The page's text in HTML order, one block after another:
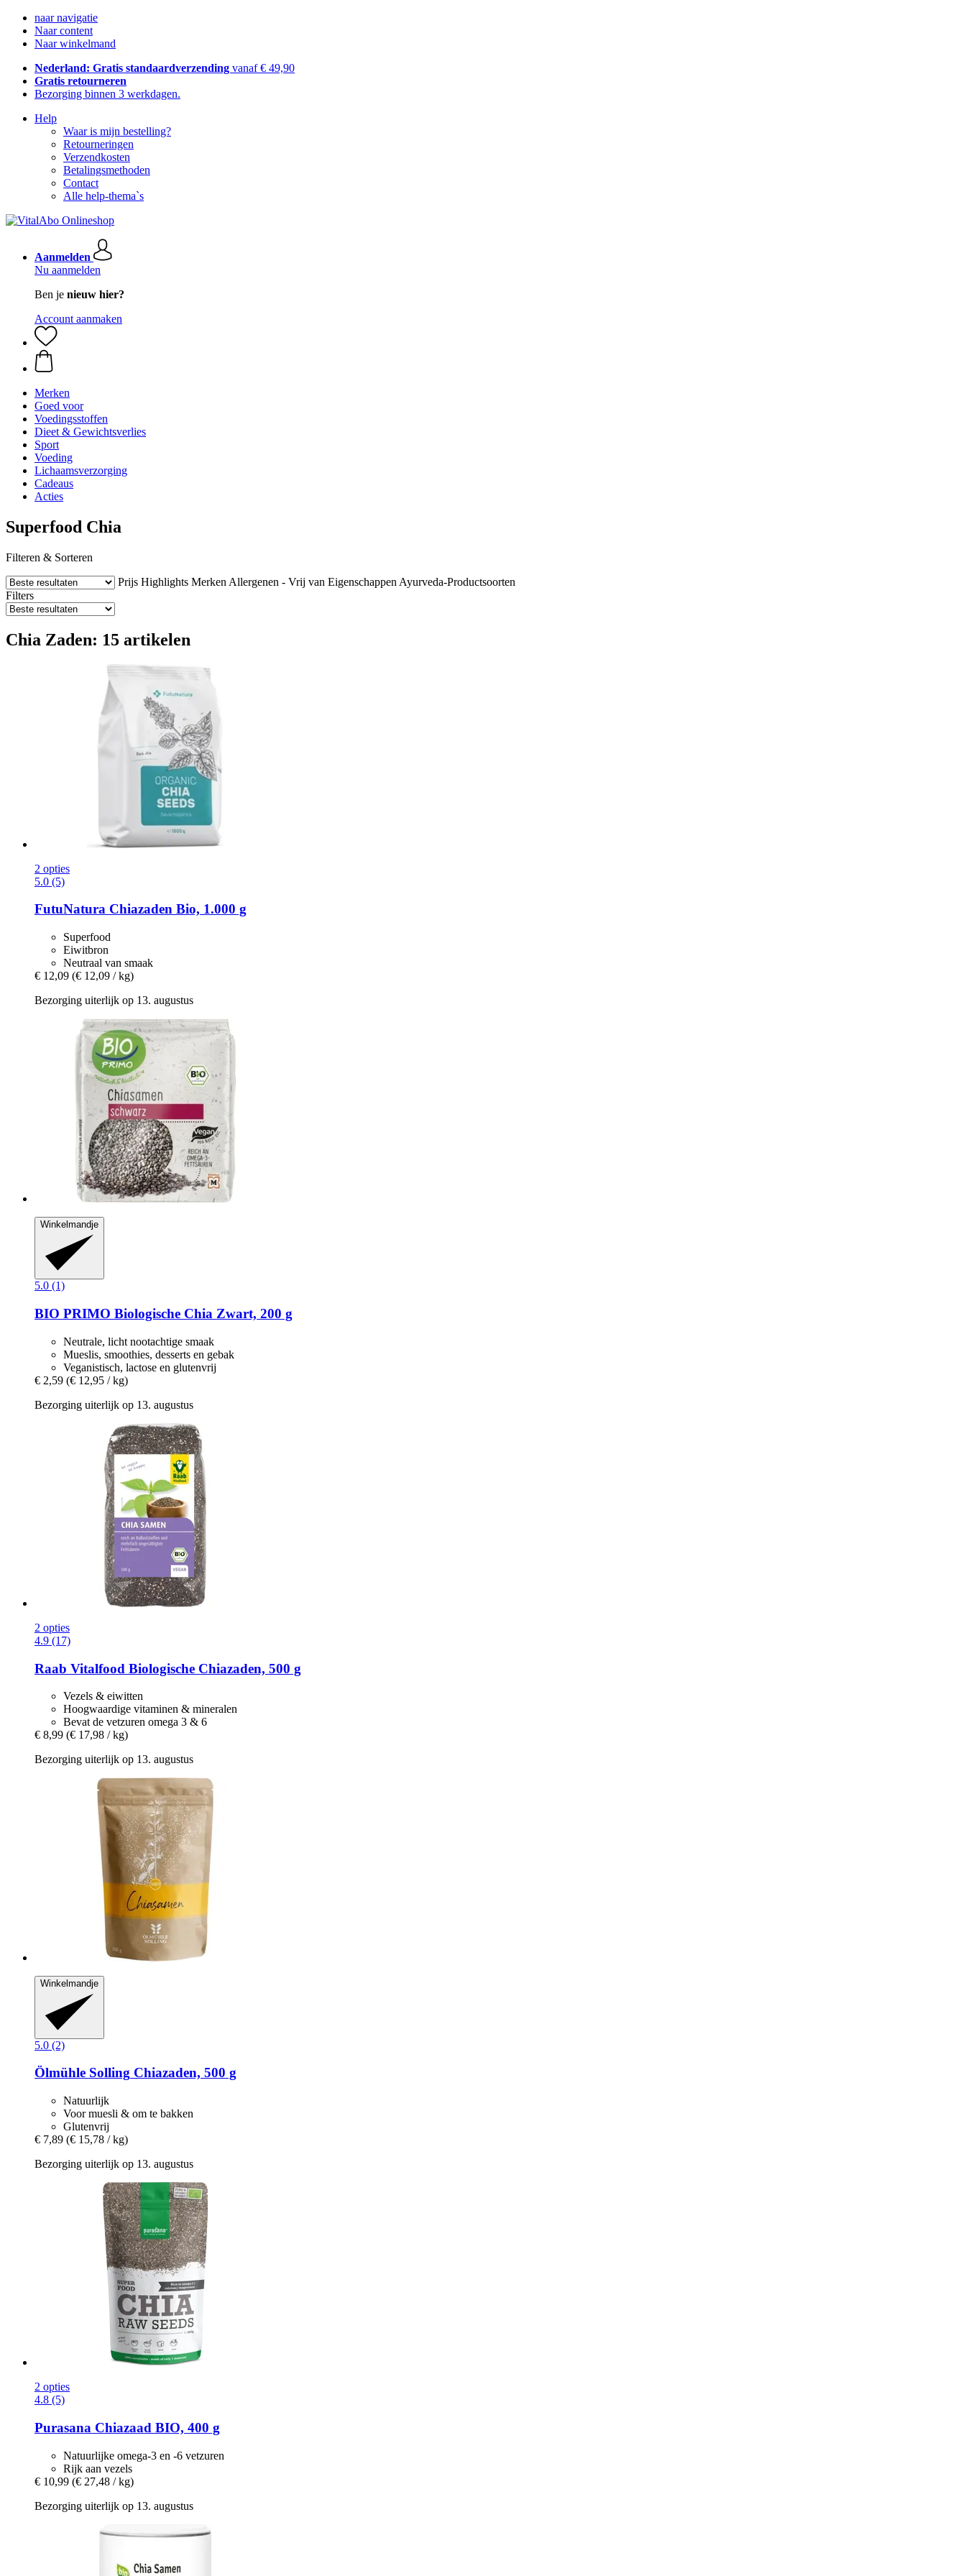
naar navigatie
Naar content
Naar winkelmand
Nederland: Gratis standaardverzending vanaf € 49,90
Gratis retourneren
Bezorging binnen 3 werkdagen.
Help
Waar is mijn bestelling?
Retourneringen
Verzendkosten
Betalingsmethoden
Contact
Alle help-thema`s
Aanmelden
Nu aanmelden
Ben je nieuw hier?
Account aanmaken
Merken
Goed voor
Voedingsstoffen
Dieet & Gewichtsverlies
Sport
Voeding
Lichaamsverzorging
Cadeaus
Acties
Superfood Chia
Filteren & Sorteren
Prijs Highlights Merken Allergenen - Vrij van Eigenschappen Ayurveda-Productsoorten
Filters
Chia Zaden: 15 artikelen
2 opties
5.0 (5)
FutuNatura Chiazaden Bio, 1.000 g
Superfood
Eiwitbron
Neutraal van smaak
€ 12,09 (€ 12,09 / kg)
Bezorging uiterlijk op 13. augustus
Winkelmandje
5.0 (1)
BIO PRIMO Biologische Chia Zwart, 200 g
Neutrale, licht nootachtige smaak
Mueslis, smoothies, desserts en gebak
Veganistisch, lactose en glutenvrij
€ 2,59 (€ 12,95 / kg)
Bezorging uiterlijk op 13. augustus
2 opties
4.9 (17)
Raab Vitalfood Biologische Chiazaden, 500 g
Vezels & eiwitten
Hoogwaardige vitaminen & mineralen
Bevat de vetzuren omega 3 & 6
€ 8,99 (€ 17,98 / kg)
Bezorging uiterlijk op 13. augustus
Winkelmandje
5.0 (2)
Ölmühle Solling Chiazaden, 500 g
Natuurlijk
Voor muesli & om te bakken
Glutenvrij
€ 7,89 (€ 15,78 / kg)
Bezorging uiterlijk op 13. augustus
2 opties
4.8 (5)
Purasana Chiazaad BIO, 400 g
Natuurlijke omega-3 en -6 vetzuren
Rijk aan vezels
€ 10,99 (€ 27,48 / kg)
Bezorging uiterlijk op 13. augustus